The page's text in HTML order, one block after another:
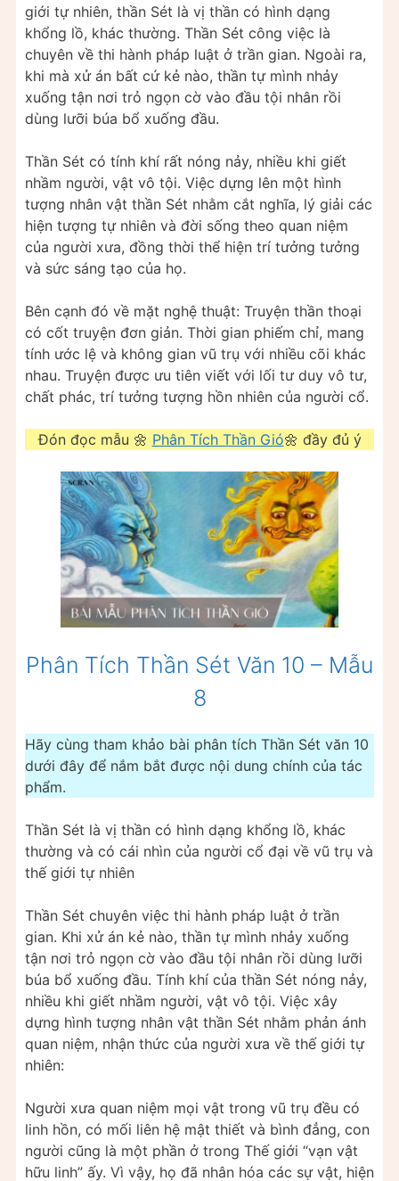
giới tự nhiên, thần Sét là vị thần có hình dạng
khổng lồ, khác thường. Thần Sét công việc là
chuyên về thi hành pháp luật ở trần gian. Ngoài ra,
khi mà xử án bất cứ kẻ nào, thần tự mình nhảy
xuống tận nơi trỏ ngọn cờ vào đầu tội nhân rồi
dùng lưỡi búa bổ xuống đầu.
Thần Sét có tính khí rất nóng nảy, nhiều khi giết
nhầm người, vật vô tội. Việc dựng lên một hình
tượng nhân vật thần Sét nhằm cắt nghĩa, lý giải các
hiện tượng tự nhiên và đời sống theo quan niệm
của người xưa, đồng thời thể hiện trí tưởng tưởng
và sức sáng tạo của họ.
Bên cạnh đó về mặt nghệ thuật: Truyện thần thoại
có cốt truyện đơn giản. Thời gian phiếm chỉ, mang
tính ước lệ và không gian vũ trụ với nhiều cõi khác
nhau. Truyện được ưu tiên viết với lối tư duy vô tư,
chất phác, trí tưởng tượng hồn nhiên của người cổ.
Đón đọc mẫu 🌼 Phân Tích Thần Gió🌼 đầy đủ ý
Phân Tích Thần Sét Văn 10 – Mẫu
8
Hãy cùng tham khảo bài phân tích Thần Sét văn 10
dưới đây để nắm bắt được nội dung chính của tác
phẩm.
Thần Sét là vị thần có hình dạng khổng lồ, khác
thường và có cái nhìn của người cổ đại về vũ trụ và
thế giới tự nhiên
Thần Sét chuyên việc thi hành pháp luật ở trần
gian. Khi xử án kẻ nào, thần tự mình nhảy xuống
tận nơi trỏ ngọn cờ vào đầu tội nhân rồi dùng lưỡi
búa bổ xuống đầu. Tính khí của thần Sét nóng nảy,
nhiều khi giết nhầm người, vật vô tội. Việc xây
dựng hình tượng nhân vật thần Sét nhằm phản ánh
quan niệm, nhận thức của người xưa về thế giới tự
nhiên:
Người xưa quan niệm mọi vật trong vũ trụ đều có
linh hồn, có mối liên hệ mật thiết và bình đẳng, con
người cũng là một phần ở trong Thế giới “vạn vật
hữu linh” ấy. Vì vậy, họ đã nhân hóa các sự vật, hiện